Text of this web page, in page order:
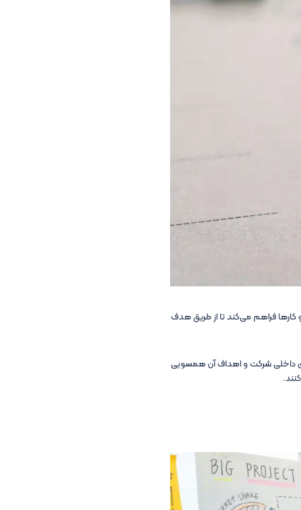
کارها فراهم می‌کند تا از طریق هدف
داخلی شرکت و اهداف آن همسویی